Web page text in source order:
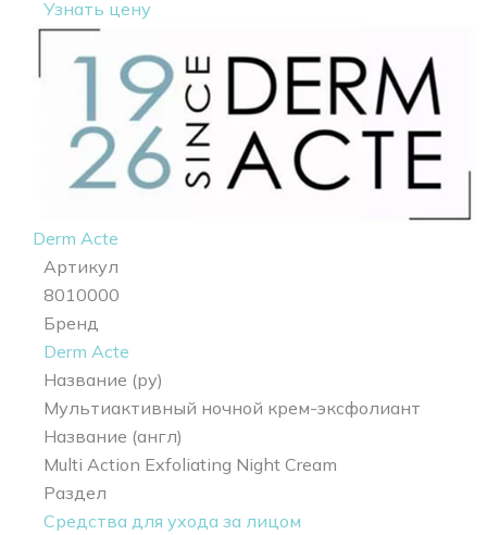
Узнать цену
Derm Acte
Артикул
8010000
Бренд
Derm Acte
Название (ру)
Мультиактивный ночной крем-эксфолиант
Название (англ)
Multi Action Exfoliating Night Cream
Раздел
Средства для ухода за лицом